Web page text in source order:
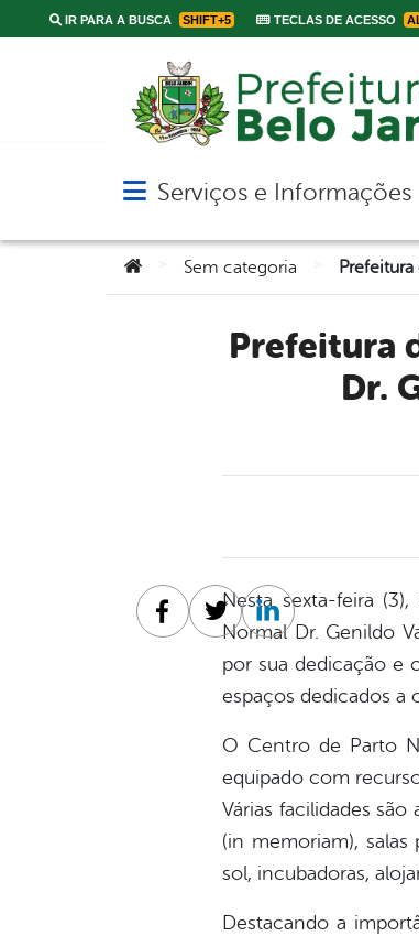
IR PARA A BUSCA SHIFT+5 TECLAS DE ACESSO
Abrir menu principal de navegação
Serviços e Informações
Você está aqui:Sem categoria
Prefeitura de Belo Jardim inaugura o Centro de Parto Normal
Dr.
Nesta sexta-feira
Normal Dr. Genildo
por sua dedicação e
espaços dedicados a
O Centro de Parto
equipado com
Várias facilidades
(in memoriam),
sol, incubadoras,
Destacando a
Facebook
TwitterLinkedin